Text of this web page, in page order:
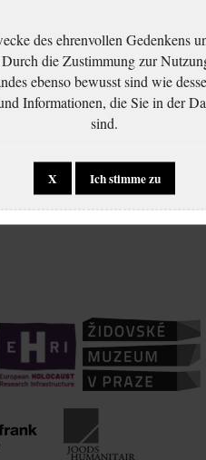
des ehrenvollen Gedenkens
die Zustimmung zur
ebenso bewusst sind wie
Informationen, die Sie in der
sind.
X Ich stimme zu